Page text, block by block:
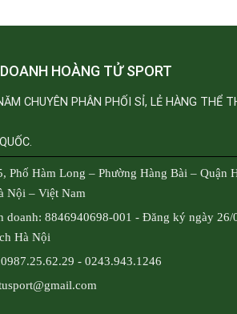
HOÀNG TỬ SPORT
CHUYÊN PHÂN PHỐI SỈ, LẺ HÀNG THỂ
Phố Hàm Long – Phường Hàng Bài – Quận
Nội – Việt Nam
doanh: 8846940698-001 - Đăng ký ngày 26/
Hà Nội
- 0243.943.1246